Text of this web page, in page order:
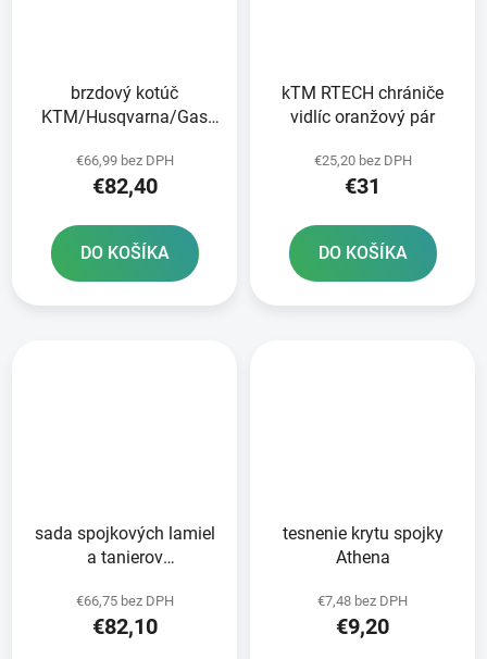
brzdový kotúč
KTM/Husqvarna/Gas
€66,99 bez DPH
€82,40
DO KOŠÍKA
kTM RTECH chrániče
vidlíc oranžový pár
€25,20 bez DPH
€31
DO KOŠÍKA
sada spojkových lamiel
a tanierov
NEWFREN 7+6 ks
€66,75 bez DPH
€82,10
tesnenie krytu spojky
Athena
€7,48 bez DPH
€9,20